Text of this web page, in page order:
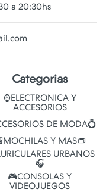
a 20:30hs
Categorias
⌚ELECTRONICA Y
ACCESORIOS
DE MODA💍
Y MAS👝
URBANOS
🎧
🎮CONSOLAS Y
VIDEOJUEGOS